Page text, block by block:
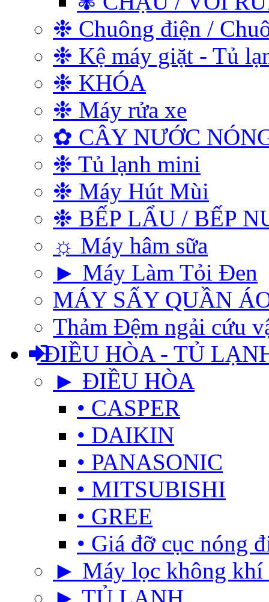
❉ Chuông điện /
❉ Kệ máy giặt - Tủ
❉ KHÓA
❉ Máy rửa xe
✿ CÂY NƯỚC
❉ Tủ lạnh mini
❉ Máy Hút Mùi
❉ BẾP LẨU / BẾP
☼ Máy hâm sữa
► Máy Làm Tỏi Đen
MÁY SẤY QUẦN
Thảm Đệm ngải cứu
ĐIỀU HÒA - TỦ
► ĐIỀU HÒA
• CASPER
• DAIKIN
• PANASONIC
• MITSUBISHI
• GREE
• Giá đỡ cục nóng
► Máy lọc không khí